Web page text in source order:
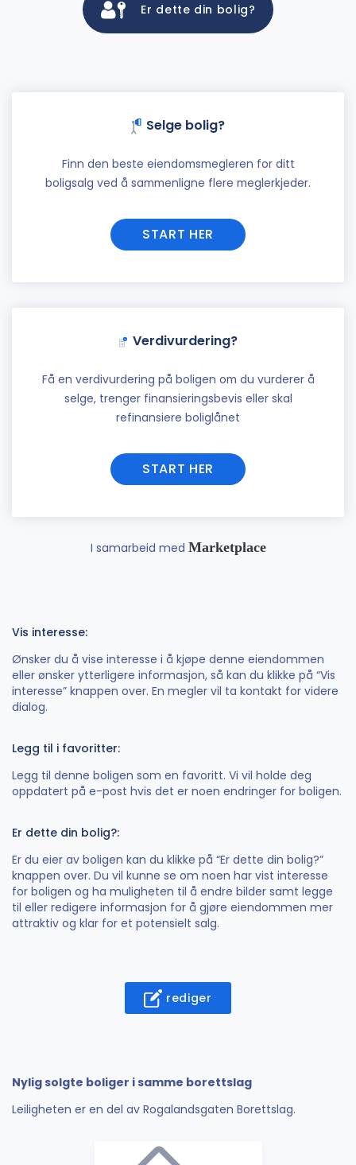
Er dette din bolig?
Selge bolig?
Finn den beste eiendomsmegleren for ditt
boligsalg ved å sammenligne flere meglerkjeder.
START HER
Verdivurdering?
Få en verdivurdering på boligen om du vurderer å
selge, trenger finansieringsbevis eller skal
refinansiere boliglånet
START HER
I samarbeid med Marketplace
Vis interesse:
Ønsker du å vise interesse i å kjøpe denne eiendommen
eller ønsker ytterligere informasjon, så kan du klikke på “Vis
interesse” knappen over. En megler vil ta kontakt for videre
dialog.
Legg til i favoritter:
Legg til denne boligen som en favoritt. Vi vil holde deg
oppdatert på e-post hvis det er noen endringer for boligen.
Er dette din bolig?:
Er du eier av boligen kan du klikke på “Er dette din bolig?”
knappen over. Du vil kunne se om noen har vist interesse
for boligen og ha muligheten til å endre bilder samt legge
til eller redigere informasjon for å gjøre eiendommen mer
attraktiv og klar for et potensielt salg.
rediger
Nylig solgte boliger i samme borettslag
Leiligheten er en del av Rogalandsgaten Borettslag.